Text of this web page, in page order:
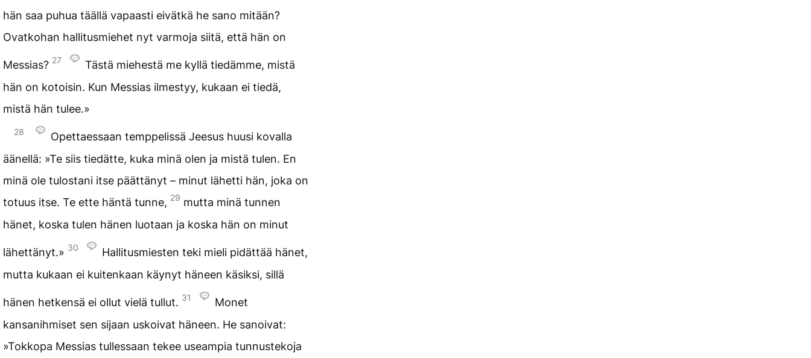
hän saa puhua täällä vapaasti eivätkä he sano mitään?
Ovatkohan hallitusmiehet nyt varmoja siitä, että hän on
Messias? 27
Tästä miehestä me kyllä tiedämme, mistä
hän on kotoisin. Kun Messias ilmestyy, kukaan ei tiedä,
mistä hän tulee.»
28
Opettaessaan temppelissä Jeesus huusi kovalla
äänellä: »Te siis tiedätte, kuka minä olen ja mistä tulen. En
minä ole tulostani itse päättänyt – minut lähetti hän, joka on
totuus itse. Te ette häntä tunne, 29 mutta minä tunnen
hänet, koska tulen hänen luotaan ja koska hän on minut
lähettänyt.» 30
Hallitusmiesten teki mieli pidättää hänet,
mutta kukaan ei kuitenkaan käynyt häneen käsiksi, sillä
hänen hetkensä ei ollut vielä tullut. 31
Monet
kansanihmiset sen sijaan uskoivat häneen. He sanoivat:
»Tokkopa Messias tullessaan tekee useampia tunnustekoja